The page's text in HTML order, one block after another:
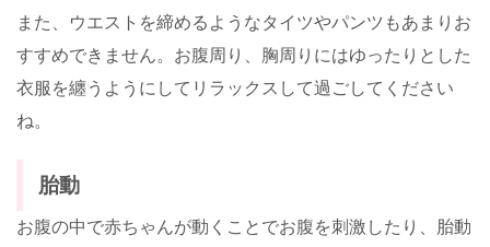
また、ウエストを締めるようなタイツやパンツもあまりお
すすめできません。お腹周り、胸周りにはゆったりとした
衣服を纏うようにしてリラックスして過ごしてください
ね。
胎動
お腹の中で赤ちゃんが動くことでお腹を刺激したり、胎動